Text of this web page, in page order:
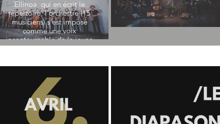
Ellinoa, qui en écrit le
répertoire, l'orchestre (15
musiciens) s'est imposé
comme une voix
incontournable de la jeune
génération des grands
chemin entre un big band
symphonique, son
instrumentarium atypique
lui permet d'osciller entre
une énergie explosive et
une grâce étincelante.